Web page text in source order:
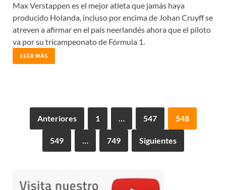
Max Verstappen es el mejor atleta que jamás haya
producido Holanda, incluso por encima de Johan Cruyff se
atreven a afirmar en el país neerlandés ahora que el piloto
va por su tricampeonato de Fórmula 1.
LEER MÁS
Anteriores 1 … 547 548
549 … 749 Siguientes